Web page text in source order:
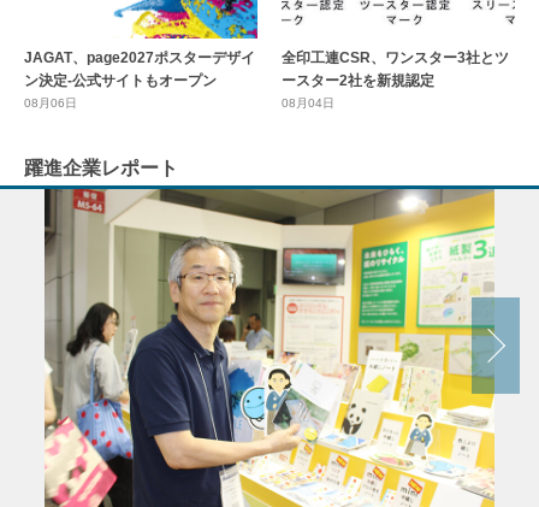
JAGAT、page2027ポスターデザイ
ン決定-公式サイトもオープン
08月06日
全印工連CSR、ワンスター3社とツ
ースター2社を新規認定
08月04日
躍進企業レポート